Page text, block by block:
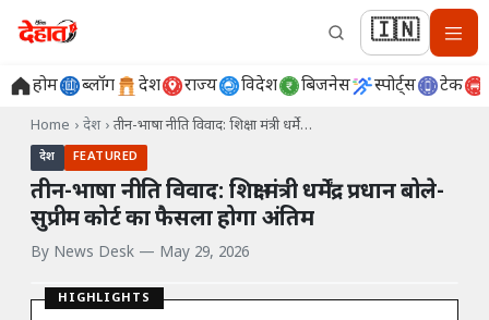
🇮🇳
होम ब्लॉग देश राज्य विदेश बिजनेस स्पोर्ट्स टेक
Home › देश › तीन-भाषा नीति विवाद: शिक्षा मंत्री धर्मे…
देश FEATURED
तीन-भाषा नीति विवाद: शिक्षा मंत्री धर्मेंद्र प्रधान बोले-
सुप्रीम कोर्ट का फैसला होगा अंतिम
By News Desk — May 29, 2026
HIGHLIGHTS